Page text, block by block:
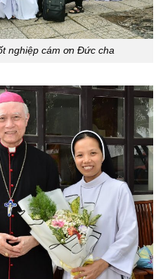
nghiệp cám ơn Đức cha